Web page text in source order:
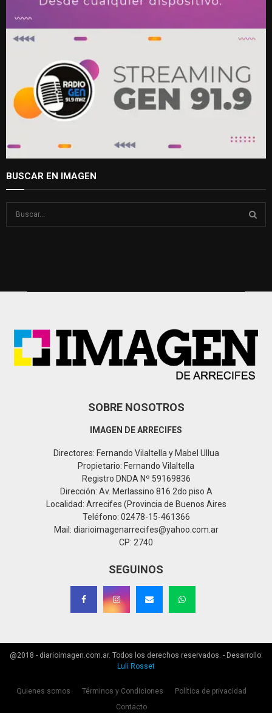
BUSCAR EN IMAGEN
SOBRE NOSOTROS
IMAGEN DE ARRECIFES
Directores: Fernando Vilaltella y Mabel Ullua
Propietario: Fernando Vilaltella
Registro DNDA Nº 59169836
Dirección: Av. Merlassino 816 2do piso A
Localidad: Arrecifes (Provincia de Buenos Aires
Teléfono: 02478-15-461366
Mail: diarioimagenarrecifes@yahoo.com.ar
CP: 2740
SEGUINOS
@2018 - diarioimagen.com.ar. Todos los derechos reservados. - Desarrollo:
Luli Rosset
Quienes somos Términos y Condiciones
Política de privacidad
Contacto